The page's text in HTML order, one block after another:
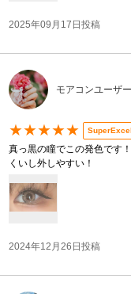
2025年09月17日投稿
モアコンユーザ
★★★★★
真っ黒の瞳でこの発色です
くいし外しやすい！
2024年12月26日投稿